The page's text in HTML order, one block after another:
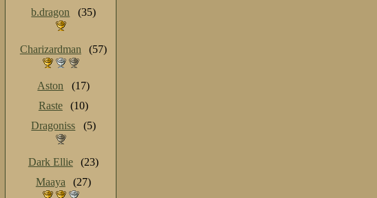
b.dragon (35)
Charizardman (57)
Aston
(17)
Raste
(10)
Dragoniss
(5)
Dark Ellie
(23)
Maaya
(27)